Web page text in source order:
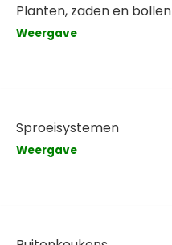
Planten, zaden en bollen
Weergave
Sproeisystemen
Weergave